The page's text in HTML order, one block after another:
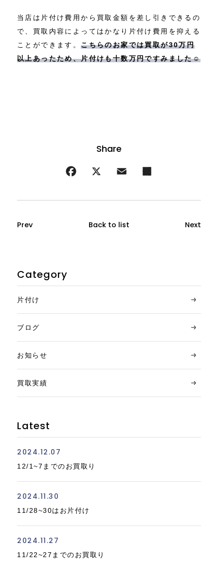
当店は片付け費用から買取金額を差し引きできるの
で、買取内容によってはかなり片付け費用を抑える
ことができます。こちらのお家では買取が30万円
以上あったため、片付けも十数万円ですみました☺
Prev Back to list Next
Category
片付け
ブログ
お知らせ
買取実績
Latest
2024.12.07
12/1~7までのお買取り
2024.11.30
11/28~30はお片付け
2024.11.27
11/22~27までのお買取り